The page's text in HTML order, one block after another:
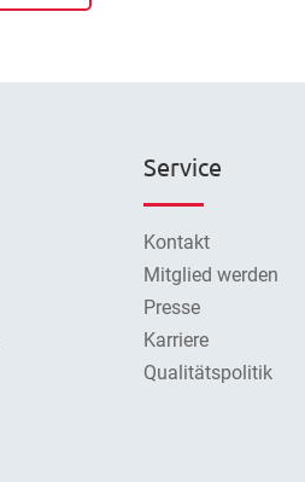
Service
Kontakt
Mitglied werden
Presse
Karriere
Qualitätspolitik